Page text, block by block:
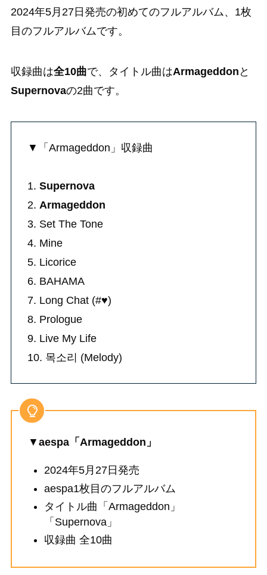
2024年5月27日発売の初めてのフルアルバム、1枚
目のフルアルバムです。
収録曲は全10曲で、タイトル曲はArmageddon と
Supernovaの2曲です。
▼「Armageddon」収録曲
1. Supernova
2. Armageddon
3. Set The Tone
4. Mine
5. Licorice
6. BAHAMA
7. Long Chat (#♥)
8. Prologue
9. Live My Life
10. 목소리 (Melody)
▼ aespa「Armageddon」
2024年5月27日発売
aespa1枚目のフルアルバム
タイトル曲「Armageddon」
「Supernova」
収録曲 全10曲